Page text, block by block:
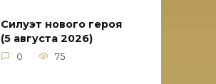
Силуэт нового героя
(5 августа 2026)
0 75